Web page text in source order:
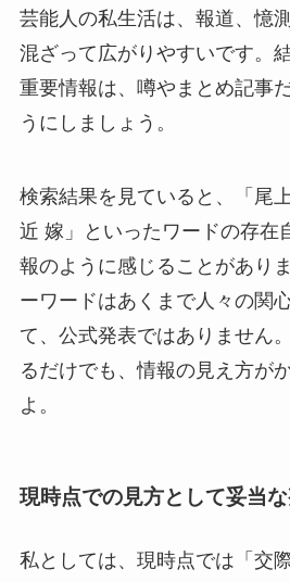
芸能人の私生活は、報道、憶
混ざって広がりやすいです。
重要情報は、噂やまとめ記事
うにしましょう。
検索結果を見ていると、「尾
近 嫁」といったワードの存在
報のように感じることがあり
ーワードはあくまで人々の関
て、公式発表ではありません
るだけでも、情報の見え方が
よ。
現時点での見方として妥当
私としては、現時点では「交